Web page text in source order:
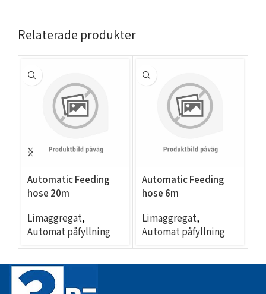
Relaterade produkter
Automatic Feeding
hose 20m
Limaggregat,
Automat påfyllning
Automatic Feeding
hose 6m
Limaggregat,
Automat påfyllning